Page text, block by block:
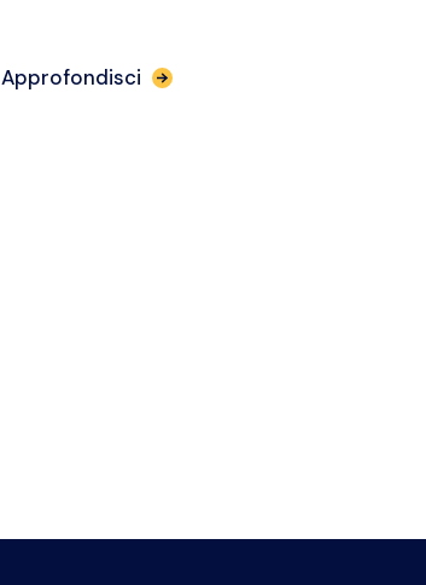
Approfondisci